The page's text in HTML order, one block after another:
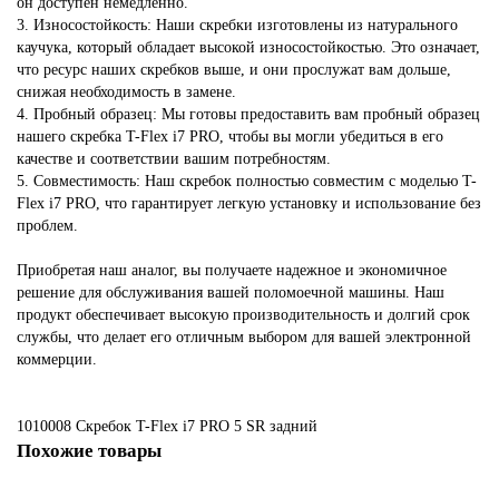
3. Износостойкость: Наши скребки изготовлены из натурального
каучука, который обладает высокой износостойкостью. Это означает,
что ресурс наших скребков выше, и они прослужат вам дольше,
снижая необходимость в замене.
4. Пробный образец: Мы готовы предоставить вам пробный образец
нашего скребка T-Flex i7 PRO, чтобы вы могли убедиться в его
качестве и соответствии вашим потребностям.
5. Совместимость: Наш скребок полностью совместим с моделью T-
Flex i7 PRO, что гарантирует легкую установку и использование без
проблем.
Приобретая наш аналог, вы получаете надежное и экономичное
решение для обслуживания вашей поломоечной машины. Наш
продукт обеспечивает высокую производительность и долгий срок
службы, что делает его отличным выбором для вашей электронной
коммерции.
1010008 Скребок T-Flex i7 PRO 5 SR задний
Похожие товары